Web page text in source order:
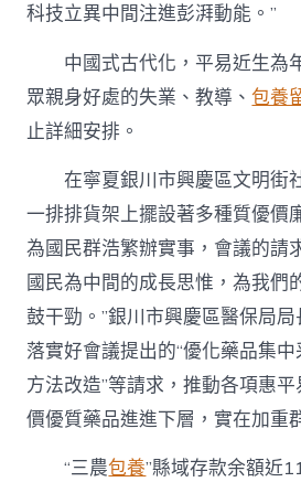
科技立異中間注進彭湃動能。”
中國式古代化，平易近生為
眾親身好處的失業、教導、包養
止詳細安排。
在寧夏銀川市興慶區文明街
一排排貨架上擺設著多種質優價
為國民群浩繁辦實事，會議的請
國民為中間的成長思惟，為我們
鼓干勁。”銀川市興慶區醫保局
落實好會議提出的“優化藥品集
方法改造”等請求，推動各項惠
價優質藥品進進下層，實在加重
“三農包養”縣域存款余額近